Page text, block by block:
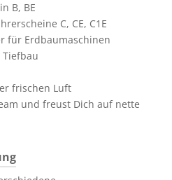
B, BE
C, CE, C1E
für Erdbaumaschinen
frischen Luft
und freust Dich auf nette